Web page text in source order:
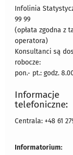
Infolinia
99 99
(opłata zgodna z
operatora)
Konsultanci są
robocze:
pon.- pt.: godz.
Informacje
telefoniczne:
Centrala: +48 61
Informatorium: